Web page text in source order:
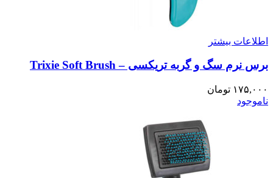
اطلاعات بیشتر
برس نرم سگ و گربه تریکسی – Trixie Soft Brush
۱۷۵,۰۰۰ تومان
ناموجود